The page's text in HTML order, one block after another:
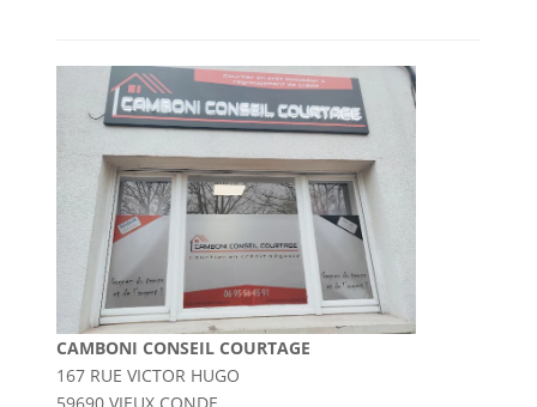
CAMBONI CONSEIL COURTAGE
167 RUE VICTOR HUGO